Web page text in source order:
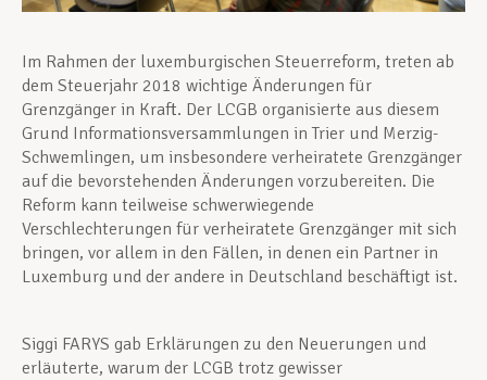
Im Rahmen der luxemburgischen Steuerreform, treten ab
dem Steuerjahr 2018 wichtige Änderungen für
Grenzgänger in Kraft. Der LCGB organisierte aus diesem
Grund Informationsversammlungen in Trier und Merzig-
Schwemlingen, um insbesondere verheiratete Grenzgänger
auf die bevorstehenden Änderungen vorzubereiten. Die
Reform kann teilweise schwerwiegende
Verschlechterungen für verheiratete Grenzgänger mit sich
bringen, vor allem in den Fällen, in denen ein Partner in
Luxemburg und der andere in Deutschland beschäftigt ist.
Siggi FARYS gab Erklärungen zu den Neuerungen und
erläuterte, warum der LCGB trotz gewisser